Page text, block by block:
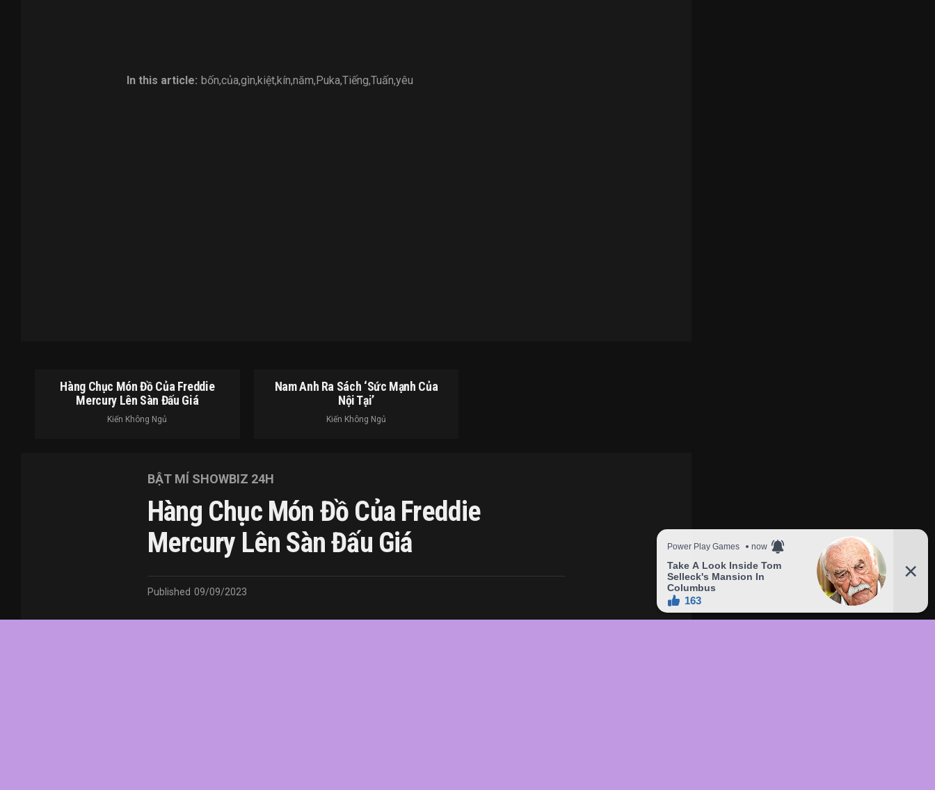
In this article: bốn,của,gìn,kiệt,kín,năm,Puka,Tiếng,Tuấn,yêu
Hàng Chục Món Đồ Của Freddie
Mercury Lên Sàn Đấu Giá
Kiến Không Ngủ
Nam Anh Ra Sách ‘Sức Mạnh Của
Nội Tại’
Kiến Không Ngủ
BẬT MÍ SHOWBIZ 24H
Hàng Chục Món Đồ Của Freddie
Mercury Lên Sàn Đấu Giá
Published 09/09/2023